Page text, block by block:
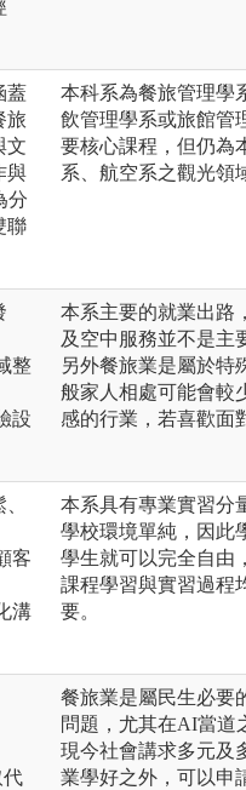
蓋
旅
文
與
分
聯
本科系為餐旅管理學
飲管理學系或旅館管
要核心課程，但仍為
系、航空系之觀光領
整
設
本系主要的就業出路
及空中服務並不是主
另外餐旅業是屬於特
般家人相處可能會較
感的行業，若喜歡面
客
溝
本系具有專業實習分
學校環境單純，因此
學生就可以完全自由
課程學習與實習過程
要。
代
餐旅業是屬民生必要
問題，尤其在AI當道
現今社會講求多元及
業學好之外，可以申